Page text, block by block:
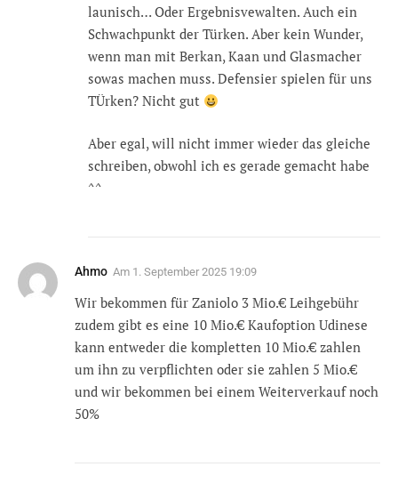
launisch… Oder Ergebnisvewalten. Auch ein
Schwachpunkt der Türken. Aber kein Wunder,
wenn man mit Berkan, Kaan und Glasmacher
sowas machen muss. Defensier spielen für uns
TÜrken? Nicht gut
Aber egal, will nicht immer wieder das gleiche
schreiben, obwohl ich es gerade gemacht habe
^^
Ahmo Am 1. September 2025 19:09
Wir bekommen für Zaniolo 3 Mio.€ Leihgebühr
zudem gibt es eine 10 Mio.€ Kaufoption Udinese
kann entweder die kompletten 10 Mio.€ zahlen
um ihn zu verpflichten oder sie zahlen 5 Mio.€
und wir bekommen bei einem Weiterverkauf noch
50%